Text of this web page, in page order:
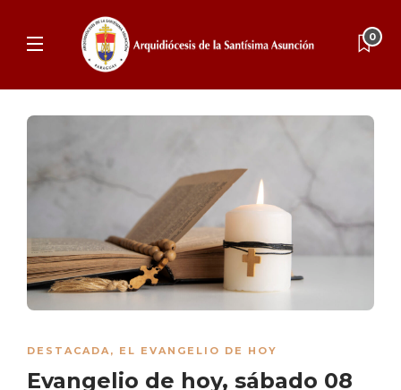
0
DESTACADA, EL EVANGELIO DE HOY
Evangelio de hoy, sábado 08